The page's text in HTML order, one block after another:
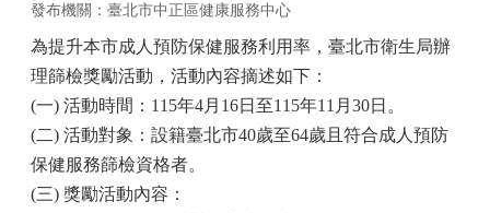
發布機關：臺北市中正區健康服務中心
為提升本市成人預防保健服務利用率，臺北市衛生局辦
理篩檢獎勵活動，活動內容摘述如下：
(一) 活動時間：115年4月16日至115年11月30日。
(二) 活動對象：設籍臺北市40歲至64歲且符合成人預防
保健服務篩檢資格者。
(三) 獎勵活動內容：